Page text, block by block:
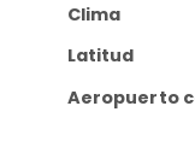
Clima
Latitud
Aeropuerto